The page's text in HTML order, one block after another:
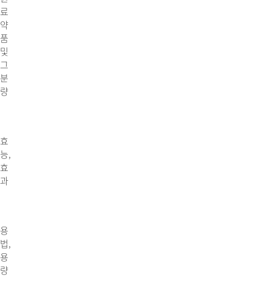
료
약
품
및
그
분
량
효
능,
효
과
용
법,
용
량